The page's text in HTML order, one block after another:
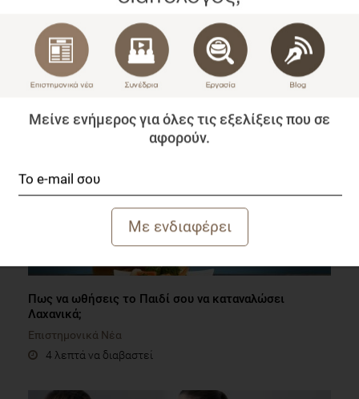
Τα μειωμένα επίπεδα HDL Xοληστερόλης
υποδηλώνουν Οξειδωτικό Στρες στον Διαβήτη τύπου
Επιστημονικά Νέα
2 λεπτά να διαβαστεί
Πως να ωθήσεις το Παιδί σου να καταναλώσει
Λαχανικά;
Επιστημονικά Νέα
4 λεπτά να διαβαστεί
Μείνε ενήμερος για όλες τις εξελίξεις που σε
αφορούν.